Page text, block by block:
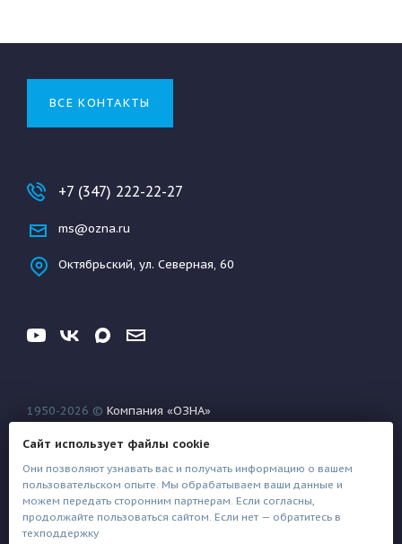
ВСЕ КОНТАКТЫ
+7 (347) 222-22-27
ms@ozna.ru
Октябрьский, ул. Северная, 60
1950-2026 © Компания «ОЗНА»
Конфиденциальность
Условия использования
Файлы техподдержки
Сайт использует файлы cookie
Они позволяют узнавать вас и получать информацию о вашем
пользовательском опыте. Мы обрабатываем ваши данные и
можем передать сторонним партнерам. Если согласны,
продолжайте пользоваться сайтом. Если нет — обратитесь в
техподдержку